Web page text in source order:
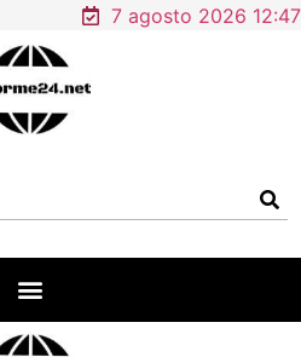
7 agosto 2026 12:47